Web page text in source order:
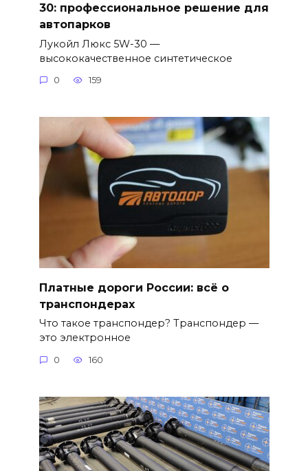
30: профессиональное решение для
автопарков
Лукойл Люкс 5W-30 —
высококачественное синтетическое
0 159
Платные дороги России: всё о
транспондерах
Что такое транспондер? Транспондер —
это электронное
0 160